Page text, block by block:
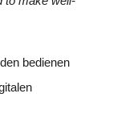
bedienen